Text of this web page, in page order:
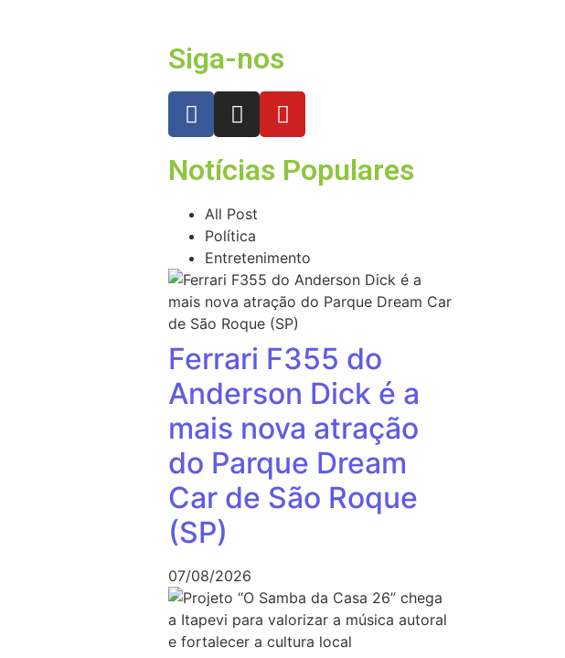
Siga-nos
Notícias Populares
All Post
Política
Entretenimento
Ferrari F355 do
Anderson Dick é a
mais nova atração
do Parque Dream
Car de São Roque
(SP)
07/08/2026